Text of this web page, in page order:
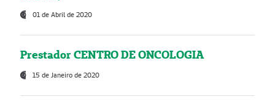
01 de Abril de 2020
Prestador CENTRO DE ONCOLOGIA
15 de Janeiro de 2020